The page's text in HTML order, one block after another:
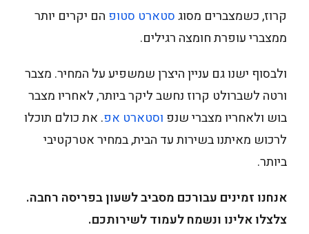
קרוז, כשמצברים מסוגסטארט סטופ הם יקרים יותר
ממצברי עופרת חומצה רגילים.
ולבסוף ישנו גם עניין היצרן שמשפיע על המחיר. מצבר
ורטה לשברולט קרוז נחשב ליקר ביותר, לאחריו מצבר
בוש ולאחריו מצברי שנפ וסטארט אפ. את כולם תוכלו
לרכוש מאיתנו בשירות עד הבית, במחיר אטרקטיבי
ביותר.
אנחנו זמינים עבורכם מסביב לשעון בפריסה רחבה.
צלצלו אלינו ונשמח לעמוד לשירותכם.